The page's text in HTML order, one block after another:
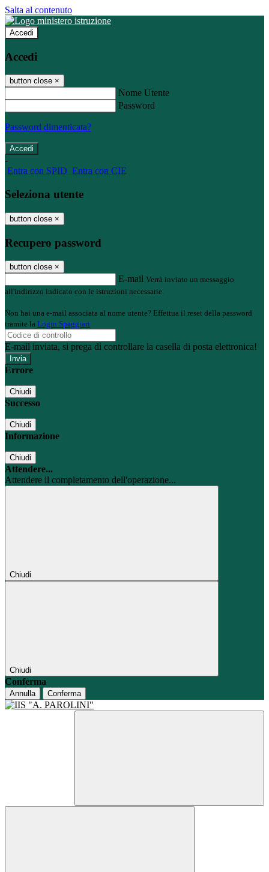
Salta al contenuto
Accedi
Accedi
button close ×
Nome Utente
Password
Password dimenticata?
-
Entra con SPID Entra con CIE
Seleziona utente
button close ×
Recupero password
button close ×
E-mail Verrà inviato un messaggio
all'indirizzo indicato con le istruzioni necessarie.
Non hai una e-mail associata al nome utente? Effettua il reset della password
tramite la Login Spaggiari
E-mail inviata, si prega di controllare la casella di posta elettronica!
Errore
Chiudi
Successo
Chiudi
Informazione
Chiudi
Attendere...
Attendere il completamento dell'operazione...
Chiudi
Chiudi
Conferma
Annulla Conferma